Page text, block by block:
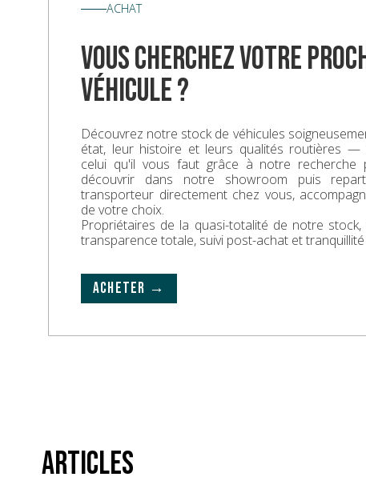
ACHAT
vous cherchez votre
véhicule ?
Découvrez notre stock de véhicules
état, leur histoire et leurs qualités routières —
celui qu'il vous faut grâce à notre recherche
découvrir dans notre showroom puis
transporteur directement chez vous,
de votre choix.
Propriétaires de la quasi-totalité de notre
transparence totale, suivi post-achat et
ACHETER →
Articles